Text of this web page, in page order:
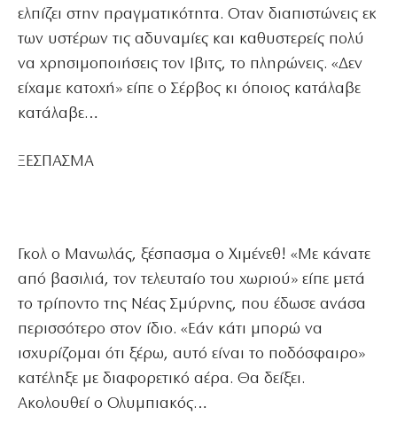
ελπίζει στην πραγματικότητα. Οταν διαπιστώνεις εκ
των υστέρων τις αδυναμίες και καθυστερείς πολύ
να χρησιμοποιήσεις τον Ιβιτς, το πληρώνεις. «Δεν
είχαμε κατοχή» είπε ο Σέρβος κι όποιος κατάλαβε
κατάλαβε…
ΞΕΣΠΑΣΜΑ
Γκολ ο Μανωλάς, ξέσπασμα ο Χιμένεθ! «Με κάνατε
από βασιλιά, τον τελευταίο του χωριού» είπε μετά
το τρίποντο της Νέας Σμύρνης, που έδωσε ανάσα
περισσότερο στον ίδιο. «Εάν κάτι μπορώ να
ισχυρίζομαι ότι ξέρω, αυτό είναι το ποδόσφαιρο»
κατέληξε με διαφορετικό αέρα. Θα δείξει.
Ακολουθεί ο Ολυμπιακός…